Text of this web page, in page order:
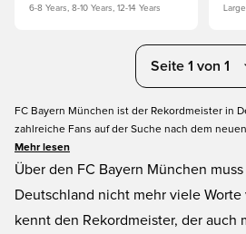
6-8 Years, 8-10 Years, 12-14 Years
Seite 1 von 1
FC Bayern München ist der Rekordmeister in
zahlreiche Fans auf der Suche nach dem neuen Bayern München Trikot sind.
Auf dieser Seite bekommst du das Bayern
Trikot. Sogar das Bayern München
Lieblingsspielers oder deinem eigenen
FC Bayern München Trikot jetzt bei Unisport.
Mehr lesen
Über den FC Bayern München
Deutschland nicht mehr viele
kennt den Rekordmeister, der auch